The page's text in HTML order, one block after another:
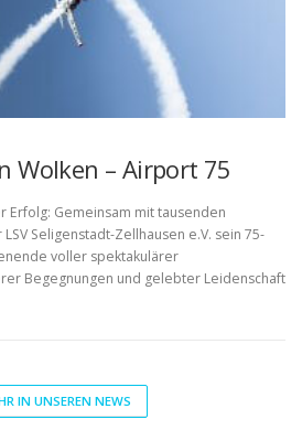
Wolken – Airport 75
Erfolg: Gemeinsam mit tausenden
Seligenstadt-Zellhausen e.V. sein 75-
voller spektakulärer
Begegnungen und gelebter Leidenschaft
IN UNSEREN NEWS